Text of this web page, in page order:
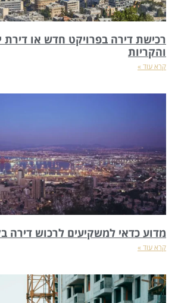
והקריות
קרא עוד »
מדוע כדאי למשקיעים לרכוש דירה
קרא עוד »